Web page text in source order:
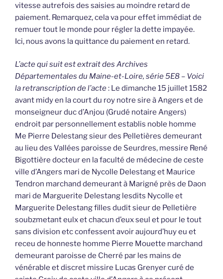
vitesse autrefois des saisies au moindre retard de
paiement. Remarquez, cela va pour effet immédiat de
remuer tout le monde pour régler la dette impayée.
Ici, nous avons la quittance du paiement en retard.
L’acte qui suit est extrait des Archives
Départementales du Maine-et-Loire, série 5E8 – Voici
la retranscription de l’acte: Le dimanche 15 juillet 1582
avant midy en la court du roy notre sire à Angers et de
monseigneur duc d’Anjou (Grudé notaire Angers)
endroit par personnellement establis noble homme
Me Pierre Delestang sieur des Pelletières demeurant
au lieu des Vallées paroisse de Seurdres, messire René
Bigottière docteur en la faculté de médecine de ceste
ville d’Angers mari de Nycolle Delestang et Maurice
Tendron marchand demeurant à Marigné près de Daon
mari de Marguerite Delestang lesdits Nycolle et
Marguerite Delestang filles dudit sieur de Pelletière
soubzmetant eulx et chacun d’eux seul et pour le tout
sans division etc confessent avoir aujourd’huy eu et
receu de honneste homme Pierre Mouette marchand
demeurant paroisse de Cherré par les mains de
vénérable et discret missire Lucas Grenyer curé de